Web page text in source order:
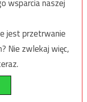
wsparcia naszej
jest przetrwanie
Nie zwlekaj więc,